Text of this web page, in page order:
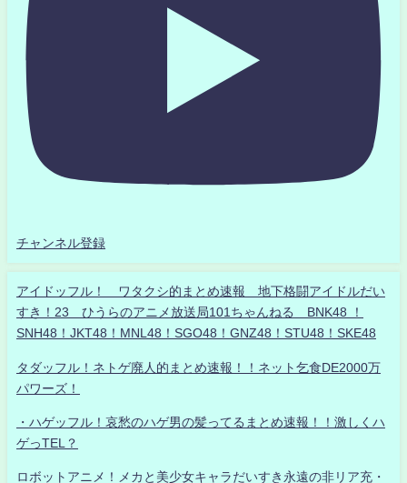
チャンネル登録
アイドッフル！ ワタクシ的まとめ速報 地下格闘アイドルだい
すき！23 ひうらのアニメ放送局101ちゃんねる BNK48 ！
SNH48！JKT48！MNL48！SGO48！GNZ48！STU48！SKE48
タダッフル！ネトゲ廃人的まとめ速報！！ネット乞食DE2000万
パワーズ！
・ハゲッフル！哀愁のハゲ男の髪ってるまとめ速報！！激しくハ
ゲっTEL？
ロボットアニメ！メカと美少女キャラだいすき永遠の非リア充・